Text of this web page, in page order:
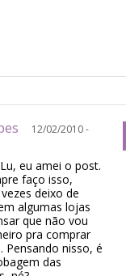
12/02/2010 -
eu amei o post.
faço isso,
deixo de
algumas lojas
que não vou
pra comprar
Pensando nisso, é
das